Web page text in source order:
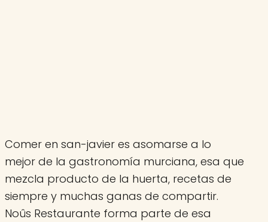
Comer en san-javier es asomarse a lo
mejor de la gastronomía murciana, esa que
mezcla producto de la huerta, recetas de
siempre y muchas ganas de compartir.
Noûs Restaurante forma parte de esa